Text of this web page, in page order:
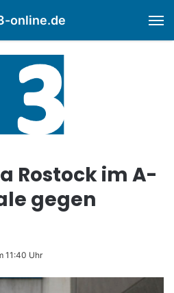
online.de
Rostock im A-
gegen
11:40 Uhr